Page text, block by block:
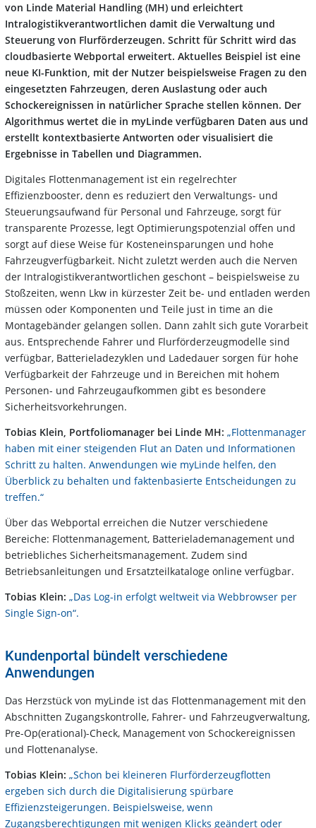
von Linde Material Handling (MH) und erleichtert
Intralogistikverantwortlichen damit die Verwaltung und
Steuerung von Flurförderzeugen. Schritt für Schritt wird das
cloudbasierte Webportal erweitert. Aktuelles Beispiel ist eine
neue KI-Funktion, mit der Nutzer beispielsweise Fragen zu den
eingesetzten Fahrzeugen, deren Auslastung oder auch
Schockereignissen in natürlicher Sprache stellen können. Der
Algorithmus wertet die in myLinde verfügbaren Daten aus und
erstellt kontextbasierte Antworten oder visualisiert die
Ergebnisse in Tabellen und Diagrammen.
Digitales Flottenmanagement ist ein regelrechter
Effizienzbooster, denn es reduziert den Verwaltungs- und
Steuerungsaufwand für Personal und Fahrzeuge, sorgt für
transparente Prozesse, legt Optimierungspotenzial offen und
sorgt auf diese Weise für Kosteneinsparungen und hohe
Fahrzeugverfügbarkeit. Nicht zuletzt werden auch die Nerven
der Intralogistikverantwortlichen geschont – beispielsweise zu
Stoßzeiten, wenn Lkw in kürzester Zeit be- und entladen werden
müssen oder Komponenten und Teile just in time an die
Montagebänder gelangen sollen. Dann zahlt sich gute Vorarbeit
aus. Entsprechende Fahrer und Flurförderzeugmodelle sind
verfügbar, Batterieladezyklen und Ladedauer sorgen für hohe
Verfügbarkeit der Fahrzeuge und in Bereichen mit hohem
Personen- und Fahrzeugaufkommen gibt es besondere
Sicherheitsvorkehrungen.
Tobias Klein, Portfoliomanager bei Linde MH: „Flottenmanager
haben mit einer steigenden Flut an Daten und Informationen
Schritt zu halten. Anwendungen wie myLinde helfen, den
Überblick zu behalten und faktenbasierte Entscheidungen zu
treffen.“
Über das Webportal erreichen die Nutzer verschiedene
Bereiche: Flottenmanagement, Batterielademanagement und
betriebliches Sicherheitsmanagement. Zudem sind
Betriebsanleitungen und Ersatzteilkataloge online verfügbar.
Tobias Klein: „Das Log-in erfolgt weltweit via Webbrowser per
Single Sign-on“.
Kundenportal bündelt verschiedene
Anwendungen
Das Herzstück von myLinde ist das Flottenmanagement mit den
Abschnitten Zugangskontrolle, Fahrer- und Fahrzeugverwaltung,
Pre-Op(erational)-Check, Management von Schockereignissen
und Flottenanalyse.
Tobias Klein: „Schon bei kleineren Flurförderzeugflotten
ergeben sich durch die Digitalisierung spürbare
Effizienzsteigerungen. Beispielsweise, wenn
Zugangsberechtigungen mit wenigen Klicks geändert oder